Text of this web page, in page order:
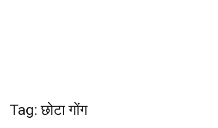
Tag:छोटा गोंग